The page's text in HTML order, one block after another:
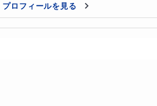
プロフィールを見る